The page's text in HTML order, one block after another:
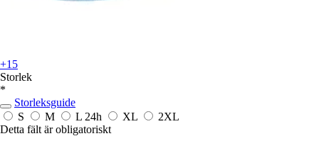
+15
Storlek
*
Storleksguide
S
M L 24h XL
2XL
Detta fält är obligatoriskt